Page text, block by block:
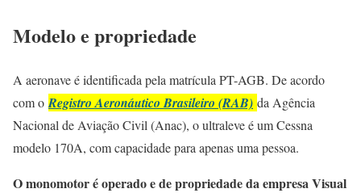
Modelo e propriedade
A aeronave é identificada pela matrícula PT-AGB. De acordo
com o Registro Aeronáutico Brasileiro (RAB) da Agência
Nacional de Aviação Civil (Anac), o ultraleve é um Cessna
modelo 170A, com capacidade para apenas uma pessoa.
O monomotor é operado e de propriedade da empresa Visual